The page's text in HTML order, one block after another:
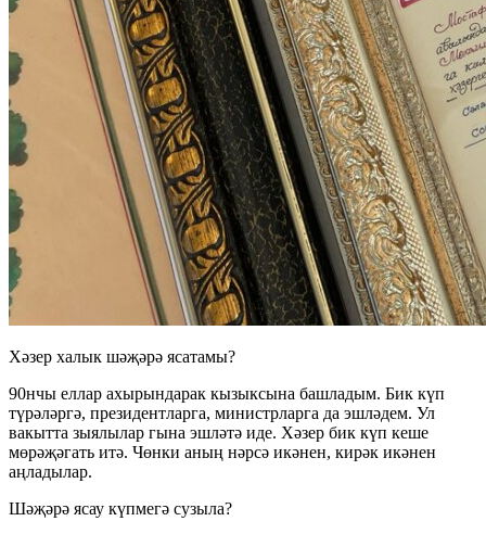
Хәзер халык шәҗәрә ясатамы?
90нчы еллар ахырындарак кызыксына башладым. Бик күп
түрәләргә, президентларга, министрларга да эшләдем. Ул
вакытта зыялылар гына эшләтә иде. Хәзер бик күп кеше
мөрәҗәгать итә. Чөнки аның нәрсә икәнен, кирәк икәнен
аңладылар.
Шәҗәрә ясау күпмегә сузыла?